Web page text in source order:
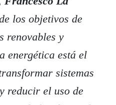
los objetivos de
renovables y
energética está el
sistemas
reducir el uso de